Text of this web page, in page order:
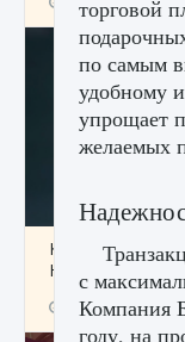
Как проверить
Hawk Ops
9 августа 2024
торговой
по самым
удобному
упрощает
желаемых
с
Компания
году, на